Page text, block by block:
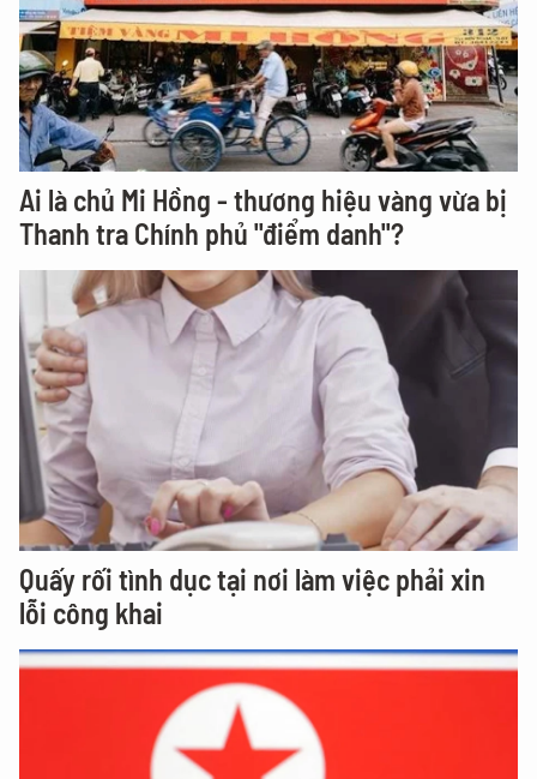
Ai là chủ Mi Hồng - thương hiệu vàng vừa bị
Thanh tra Chính phủ "điểm danh"?
Quấy rối tình dục tại nơi làm việc phải xin
lỗi công khai